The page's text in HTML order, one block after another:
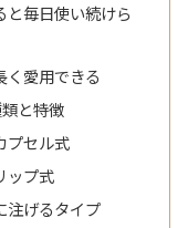
と毎日使い続けら
く愛用できる
と特徴
プセル式
ップ式
注げるタイプ